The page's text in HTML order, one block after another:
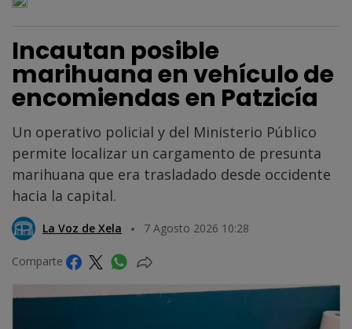
Incautan posible
marihuana en vehículo de
encomiendas en Patzicía
Un operativo policial y del Ministerio Público
permite localizar un cargamento de presunta
marihuana que era trasladado desde occidente
hacia la capital.
La Voz de Xela 7 Agosto 2026 10:28
Comparte